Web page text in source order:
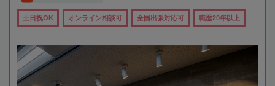
土日祝OK オンライン相談可 全国出張対応可 職歴20年以上